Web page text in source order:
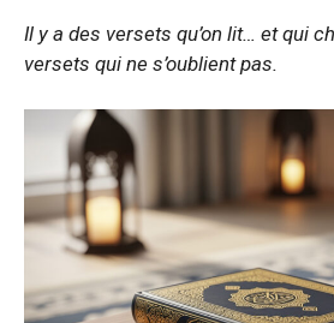
Il y a des versets qu’on lit… et qui
versets qui ne s’oublient pas.